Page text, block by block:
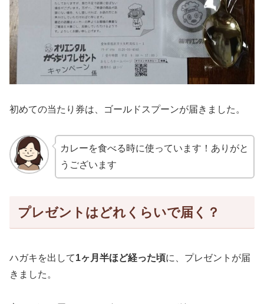
初めての当たり券は、ゴールドスプーンが届きました。
カレーを食べる時に使っています！ありがと
うございます
プレゼントはどれくらいで届く？
ハガキを出して1ヶ月半ほど経った頃に、プレゼントが届
きました。